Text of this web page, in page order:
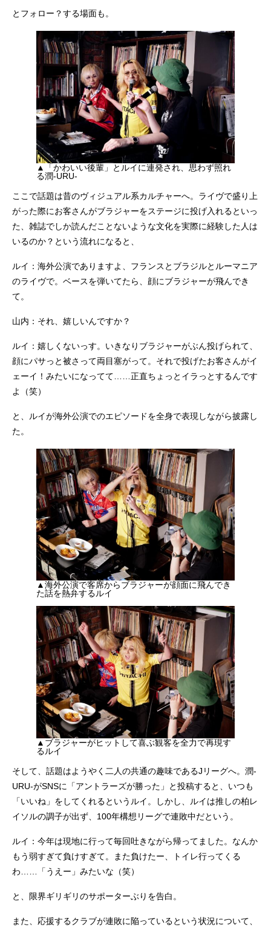
とフォロー？する場面も。
▲「かわいい後輩」とルイに連発され、思わず照れ
る潤-URU-
ここで話題は昔のヴィジュアル系カルチャーへ。ライヴで盛り上
がった際にお客さんがブラジャーをステージに投げ入れるといっ
た、雑誌でしか読んだことないような文化を実際に経験した人は
いるのか？という流れになると、
ルイ：海外公演でありますよ、フランスとブラジルとルーマニア
のライヴで。ベースを弾いてたら、顔にブラジャーが飛んでき
て。
山内：それ、嬉しいんですか？
ルイ：嬉しくないっす。いきなりブラジャーがぶん投げられて、
顔にパサっと被さって両目塞がって。それで投げたお客さんがイ
ェーイ！みたいになってて……正直ちょっとイラっとするんです
よ（笑）
と、ルイが海外公演でのエピソードを全身で表現しながら披露し
た。
▲海外公演で客席からブラジャーが顔面に飛んでき
た話を熱弁するルイ
▲ブラジャーがヒットして喜ぶ観客を全力で再現す
るルイ
そして、話題はようやく二人の共通の趣味であるJリーグへ。潤-
URU-がSNSに「アントラーズが勝った」と投稿すると、いつも
「いいね」をしてくれるというルイ。しかし、ルイは推しの柏レ
イソルの調子が出ず、100年構想リーグで連敗中だという。
ルイ：今年は現地に行って毎回吐きながら帰ってました。なんか
もう弱すぎて負けすぎて。また負けたー、トイレ行ってくる
わ……「うえー」みたいな（笑）
と、限界ギリギリのサポーターぶりを告白。
また、応援するクラブが連敗に陥っているという状況について、